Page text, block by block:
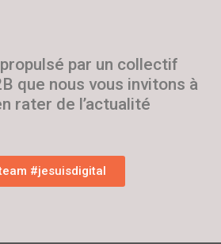
par un collectif
que nous vous invitons à
rater de l’actualité
#jesuisdigital